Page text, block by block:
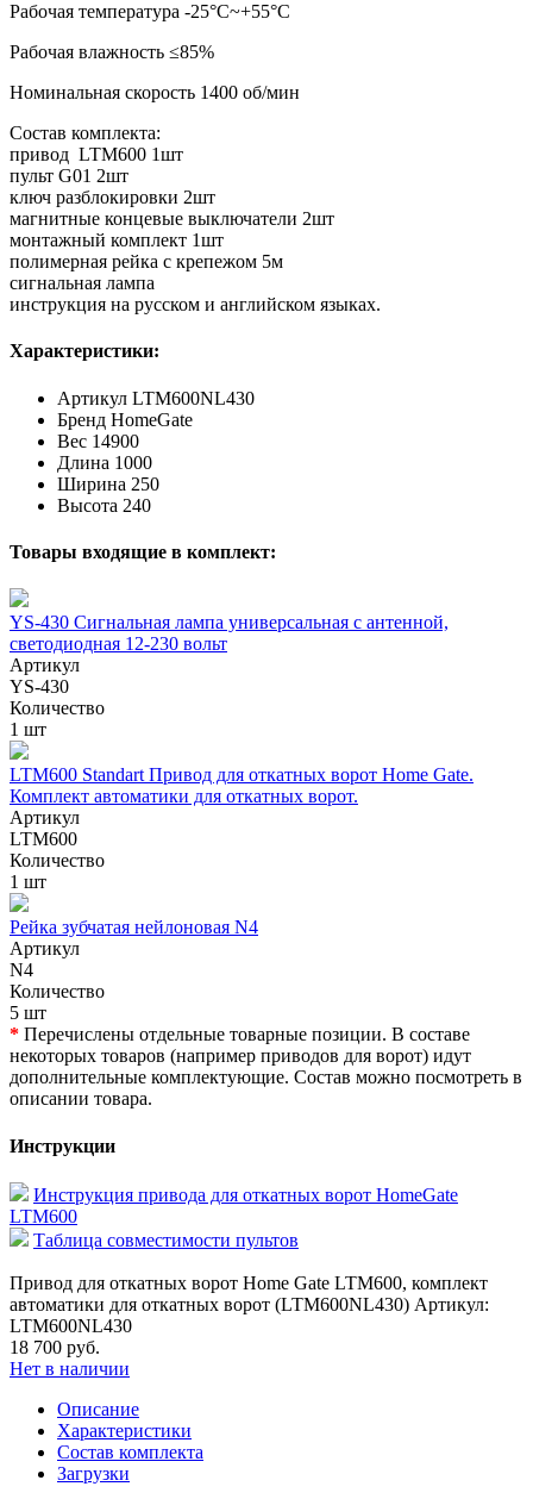
Рабочая температура -25°C~+55°C
Рабочая влажность ≤85%
Номинальная скорость 1400 об/мин
Состав комплекта:
привод LTM600 1шт
пульт G01 2шт
ключ разблокировки 2шт
магнитные концевые выключатели 2шт
монтажный комплект 1шт
полимерная рейка с крепежом 5м
сигнальная лампа
инструкция на русском и английском языках.
Характеристики:
Артикул LTM600NL430
Бренд HomeGate
Вес 14900
Длина 1000
Ширина 250
Высота 240
Товары входящие в комплект:
YS-430 Сигнальная лампа универсальная с антенной,
светодиодная 12-230 вольт
Артикул
YS-430
Количество
1 шт
LTM600 Standart Привод для откатных ворот Home Gate.
Комплект автоматики для откатных ворот.
Артикул
LTM600
Количество
1 шт
Рейка зубчатая нейлоновая N4
Артикул
N4
Количество
5 шт
* Перечислены отдельные товарные позиции. В составе
некоторых товаров (например приводов для ворот) идут
дополнительные комплектующие. Состав можно посмотреть в
описании товара.
Инструкции
Инструкция привода для откатных ворот HomeGate
LTM600
Таблица совместимости пультов
Привод для откатных ворот Home Gate LTM600, комплект
автоматики для откатных ворот (LTM600NL430) Артикул:
LTM600NL430
18 700 руб.
Нет в наличии
Описание
Характеристики
Состав комплекта
Загрузки